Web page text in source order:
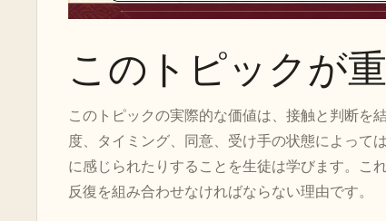
このトピックが
このトピックの実際的な価値は、接触と判断を
度、タイミング、同意、受け手の状態によって
に感じられたりすることを生徒は学びます。こ
反復を組み合わせなければならない理由です。